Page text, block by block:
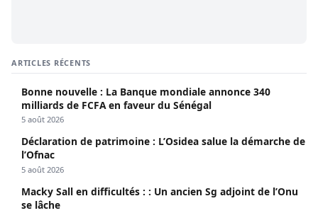
ARTICLES RÉCENTS
Bonne nouvelle : La Banque mondiale annonce 340
milliards de FCFA en faveur du Sénégal
5 août 2026
Déclaration de patrimoine : L’Osidea salue la démarche de
l’Ofnac
5 août 2026
Macky Sall en difficultés : : Un ancien Sg adjoint de l’Onu
se lâche